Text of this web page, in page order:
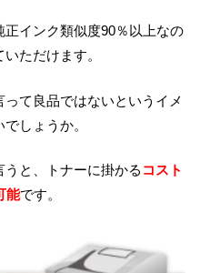
インク類似度90％以上なの
ただけます。
て良品ではないというイメ
しょうか。
と、トナーに掛かる コスト
能です。